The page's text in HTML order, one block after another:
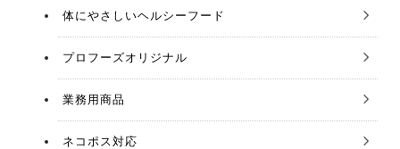
体にやさしいヘルシーフード
プロフーズオリジナル
業務用商品
ネコポス対応